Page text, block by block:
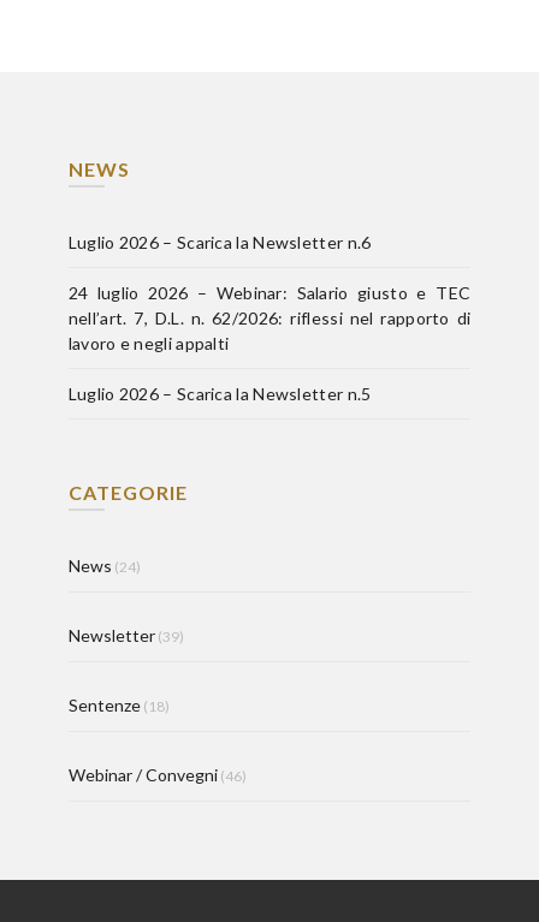
NEWS
Luglio 2026 – Scarica la Newsletter n.6
24 luglio 2026 – Webinar: Salario giusto e TEC
nell’art. 7, D.L. n. 62/2026: riflessi nel rapporto di
lavoro e negli appalti
Luglio 2026 – Scarica la Newsletter n.5
CATEGORIE
News (24)
Newsletter(39)
Sentenze(18)
Webinar / Convegni(46)